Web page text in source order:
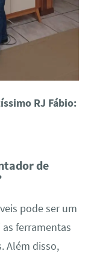
RJ Fábio:
de
pode ser um
ferramentas
Além disso,